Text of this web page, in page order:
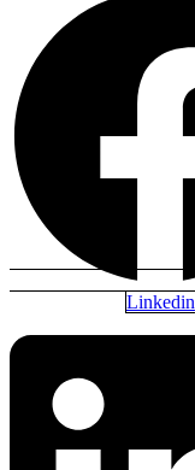
Linkedin